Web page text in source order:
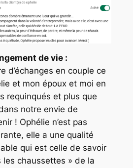
de vie :
d’échanges en couple ce
et mon époux et moi en
requinqués et plus que
notre envie de
! Ophélie n’est pas
elle a une qualité
qui est celle de savoir
les chaussettes » de la